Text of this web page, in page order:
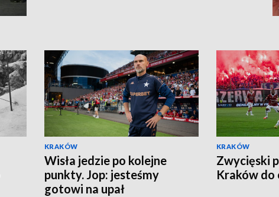
KRAKÓW
Wisła jedzie po kolejne
punkty. Jop: jesteśmy
gotowi na upał
KRAKÓW
Zwycięski
Kraków